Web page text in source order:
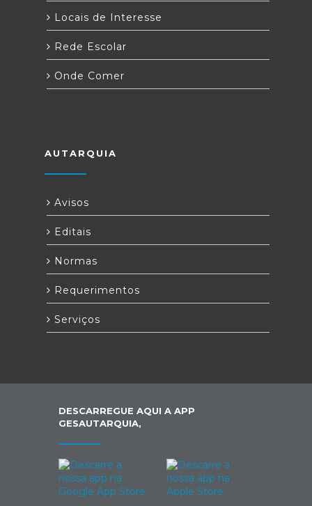
Locais de Interesse
Rede Escolar
Onde Comer
AUTARQUIA
Avisos
Editais
Normas
Requerimentos
Serviços
DESCARREGUE AQUI A APP
GESAUTARQUIA,